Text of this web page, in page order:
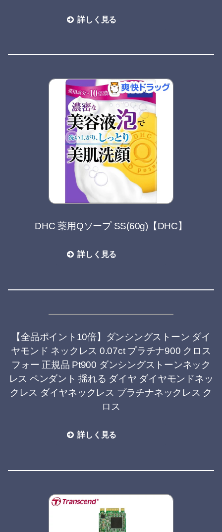
詳しく見る
DHC 薬用Qソープ SS(60g)【DHC】
詳しく見る
【全品ポイント10倍】ダンシングストーン ダイ
ヤモンド ネックレス 0.07ct プラチナ900 クロス
フォー 正規品 Pt900 ダンシングストーンネック
レス ペンダント 揺れる ダイヤ ダイヤモンドネッ
クレス ダイヤネックレス プラチナネックレス ク
ロス
詳しく見る